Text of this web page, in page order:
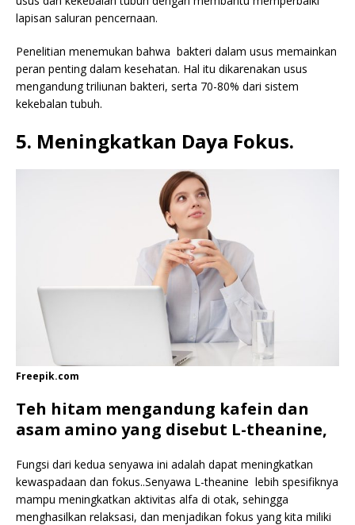
lapisan saluran pencernaan.
Penelitian menemukan bahwa bakteri dalam usus memainkan
peran penting dalam kesehatan. Hal itu dikarenakan usus
mengandung triliunan bakteri, serta 70-80% dari sistem
kekebalan tubuh.
5. Meningkatkan Daya Fokus.
Freepik.com
Teh hitam mengandung kafein dan
asam amino yang disebut L-theanine,
Fungsi dari kedua senyawa ini adalah dapat meningkatkan
kewaspadaan dan fokus..Senyawa L-theanine lebih spesifiknya
mampu meningkatkan aktivitas alfa di otak, sehingga
menghasilkan relaksasi, dan menjadikan fokus yang kita miliki